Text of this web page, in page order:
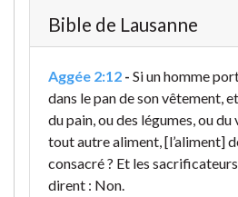
Bible de Lausanne
Aggée 2:12 - Si un homme
dans le pan de son vêtement,
du pain, ou des légumes, ou du
tout autre aliment, [l’aliment]
consacré ? Et les
dirent : Non.